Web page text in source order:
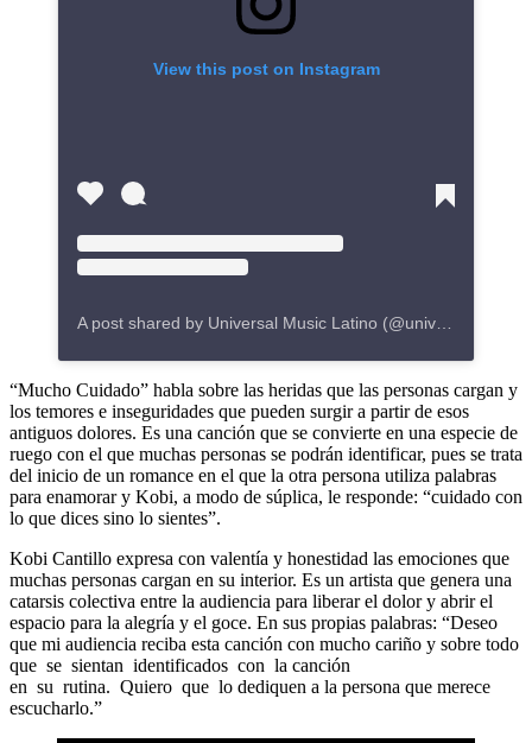
View this post on Instagram
“Mucho Cuidado” habla sobre las heridas que las personas cargan y
los temores e inseguridades que pueden surgir a partir de esos
antiguos dolores. Es una canción que se convierte en una especie de
ruego con el que muchas personas se podrán identificar, pues se trata
del inicio de un romance en el que la otra persona utiliza palabras
para enamorar y Kobi, a modo de súplica, le responde: “cuidado con
lo que dices sino lo sientes”.
Kobi Cantillo expresa con valentía y honestidad las emociones que
muchas personas cargan en su interior. Es un artista que genera una
catarsis colectiva entre la audiencia para liberar el dolor y abrir el
espacio para la alegría y el goce. En sus propias palabras: “Deseo
que mi audiencia reciba esta canción con mucho cariño y sobre todo
que se sientan identificados con la canción
en su rutina. Quiero que lo dediquen a la persona que merece
escucharlo.”